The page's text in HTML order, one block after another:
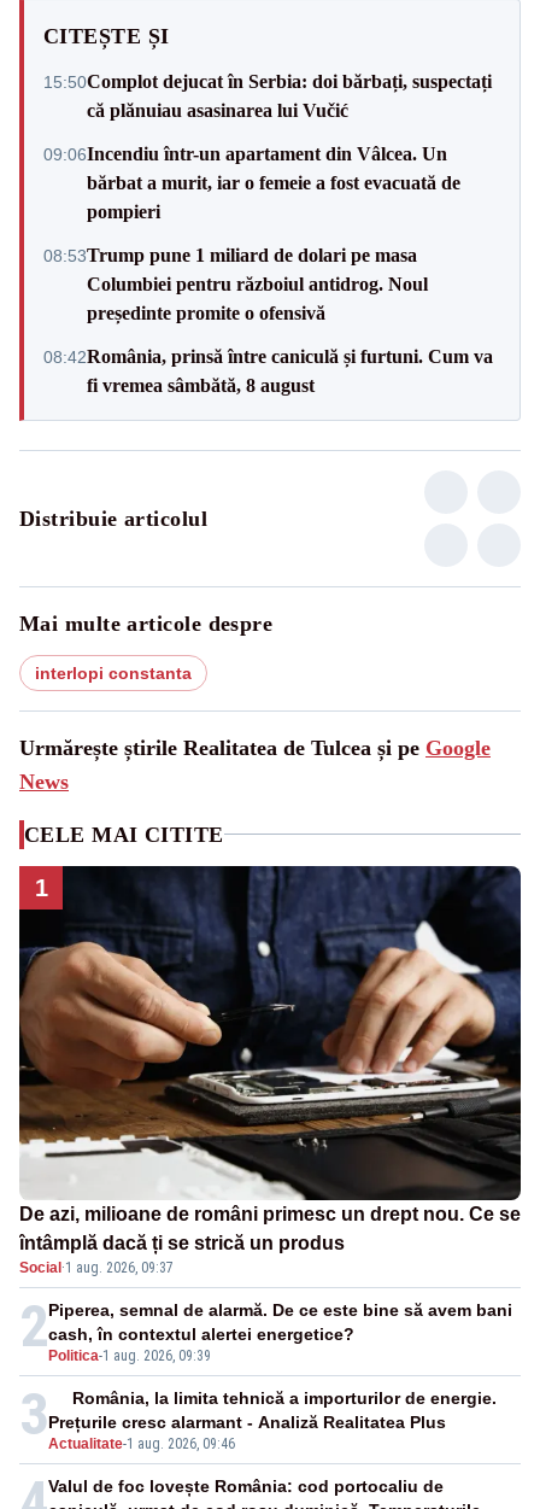
CITEȘTE ȘI
15:50Complot dejucat în Serbia: doi bărbați, suspectați
că plănuiau asasinarea lui Vučić
09:06Incendiu într-un apartament din Vâlcea. Un
bărbat a murit, iar o femeie a fost evacuată de
pompieri
08:53Trump pune 1 miliard de dolari pe masa
Columbiei pentru războiul antidrog. Noul
președinte promite o ofensivă
08:42România, prinsă între caniculă și furtuni. Cum va
fi vremea sâmbătă, 8 august
Distribuie articolul
Mai multe articole despre
interlopi constanta
Urmărește știrile Realitatea de Tulcea și pe Google
News
CELE MAI CITITE
1
De azi, milioane de români primesc un drept nou. Ce se
întâmplă dacă ți se strică un produs
Social ·1 aug. 2026, 09:37
2 Politica-1 aug. 2026, 09:39
Piperea, semnal de alarmă. De ce este bine să avem bani
cash, în contextul alertei energetice?
3Actualitate-1 aug. 2026, 09:46
România, la limita tehnică a importurilor de energie.
Prețurile cresc alarmant - Analiză Realitatea Plus
Valul de foc lovește România: cod portocaliu de